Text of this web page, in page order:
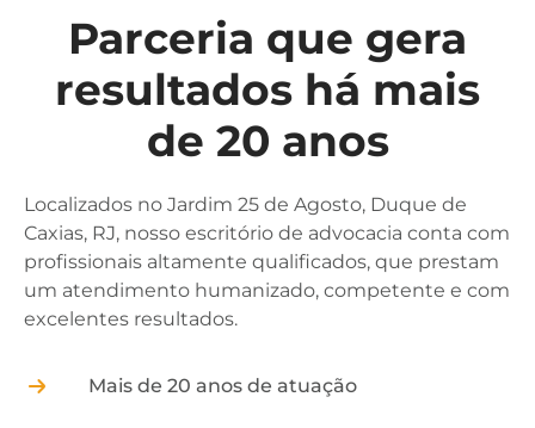
Parceria que gera
resultados há mais
de 20 anos
Localizados no Jardim 25 de Agosto, Duque de
Caxias, RJ, nosso escritório de advocacia conta com
profissionais altamente qualificados, que prestam
um atendimento humanizado, competente e com
excelentes resultados.
Mais de 20 anos de atuação